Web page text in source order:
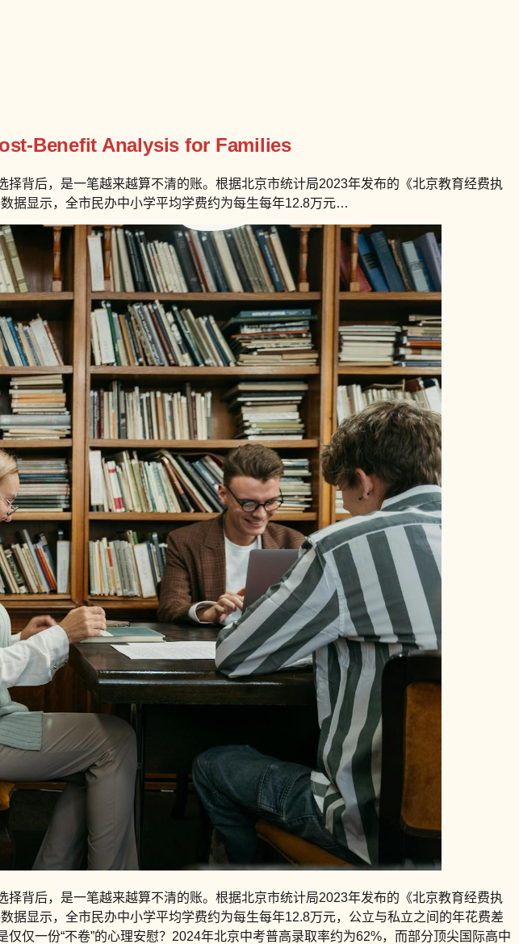
Benefit Analysis for Families
背后，是一笔越来越算不清的账。根据北京市统计局2023年发布的《北京教育经费执
据显示，全市民办中小学平均学费约为每生每年12.8万元…
背后，是一笔越来越算不清的账。根据北京市统计局2023年发布的《北京教育经费执
显示，全市民办中小学平均学费约为每生每年12.8万元，公立与私立之间的年花费差
仅一份“不卷”的心理安慰？2024年北京中考普高录取率约为62%，而部分顶尖国际高中